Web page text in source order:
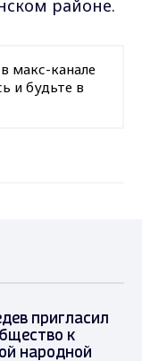
районе.
макс-канале
и будьте в
пригласил
к
народной